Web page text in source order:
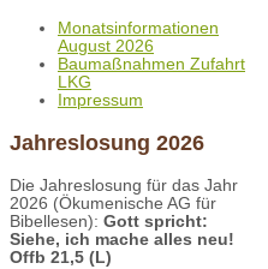
Monatsinformationen
August 2026
Baumaßnahmen Zufahrt
LKG
Impressum
Jahreslosung 2026
Die Jahreslosung für das Jahr
2026 (Ökumenische AG für
Bibellesen): Gott spricht:
Siehe, ich mache alles neu!
Offb 21,5 (L)